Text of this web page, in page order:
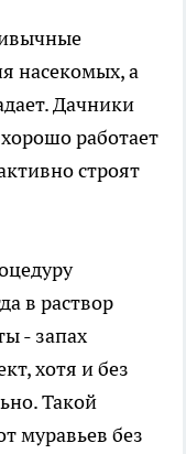
насекомых, а
Дачники
работает
строят
в раствор
- запах
хотя и без
Такой
муравьев без